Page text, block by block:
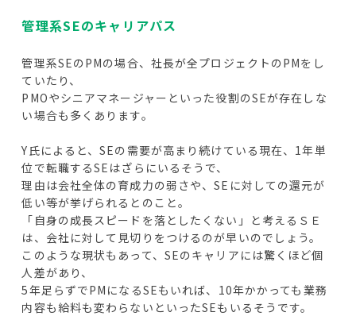
管理系SEのキャリアパス
管理系SEのPMの場合、社長が全プロジェクトのPMをし
ていたり、
PMOやシニアマネージャーといった役割のSEが存在しな
い場合も多くあります。
Y氏によると、SEの需要が高まり続けている現在、1年単
位で転職するSEはざらにいるそうで、
理由は会社全体の育成力の弱さや、SEに対しての還元が
低い等が挙げられるとのこと。
「自身の成長スピードを落としたくない」と考えるＳＥ
は、会社に対して見切りをつけるのが早いのでしょう。
このような現状もあって、SEのキャリアには驚くほど個
人差があり、
5年足らずでPMになるSEもいれば、10年かかっても業務
内容も給料も変わらないといったSEもいるそうです。